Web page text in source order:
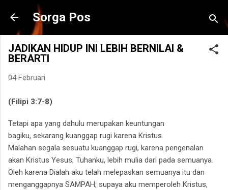
Langsung ke konten utama
Sorga Pos
JADIKAN HIDUP INI LEBIH BERNILAI &
BERARTI
04 Februari
(Filipi 3:7-8)
Tetapi apa yang dahulu merupakan keuntungan
bagiku, sekarang kuanggap rugi karena Kristus.
Malahan segala sesuatu kuanggap rugi, karena pengenalan
akan Kristus Yesus, Tuhanku, lebih mulia dari pada semuanya.
Oleh karena Dialah aku telah melepaskan semuanya itu dan
menganggapnya SAMPAH, supaya aku memperoleh Kristus,